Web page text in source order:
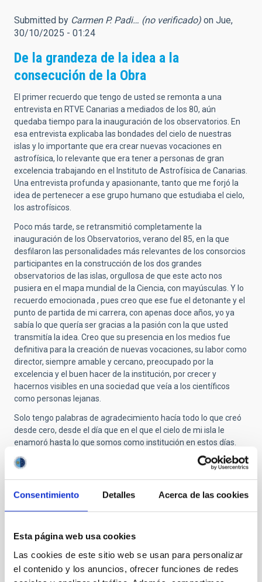
Consentimiento Detalles Acerca de las cookies
Esta página web usa cookies
Las cookies de este sitio web se usan para personalizar
el contenido y los anuncios, ofrecer funciones de redes
Submitted by Carmen P. Padi… (no verificado) on Jue,
30/10/2025 - 01:24
De la grandeza de la idea a la
consecución de la Obra
El primer recuerdo que tengo de usted se remonta a una
entrevista en RTVE Canarias a mediados de los 80, aún
quedaba tiempo para la inauguración de los observatorios. En
esa entrevista explicaba las bondades del cielo de nuestras
islas y lo importante que era crear nuevas vocaciones en
astrofísica, lo relevante que era tener a personas de gran
excelencia trabajando en el Instituto de Astrofísica de Canarias.
Una entrevista profunda y apasionante, tanto que me forjó la
idea de pertenecer a ese grupo humano que estudiaba el cielo,
los astrofísicos.
Poco más tarde, se retransmitió completamente la
inauguración de los Observatorios, verano del 85, en la que
desfilaron las personalidades más relevantes de los consorcios
participantes en la construcción de los dos grandes
observatorios de las islas, orgullosa de que este acto nos
pusiera en el mapa mundial de la Ciencia, con mayúsculas. Y lo
recuerdo emocionada , pues creo que ese fue el detonante y el
punto de partida de mi carrera, con apenas doce años, yo ya
sabía lo que quería ser gracias a la pasión con la que usted
transmitía la idea. Creo que su presencia en los medios fue
definitiva para la creación de nuevas vocaciones, su labor como
director, siempre amable y cercano, preocupado por la
excelencia y el buen hacer de la institución, por crecer y
hacernos visibles en una sociedad que veía a los científicos
como personas lejanas.
Solo tengo palabras de agradecimiento hacía todo lo que creó
desde cero, desde el día que en el que el cielo de mi isla le
enamoró hasta lo que somos como institución en estos días.
Personalmente, siempre tendrá un lugar de privilegio en mis
recuerdos, y de agradecimiento por haber despertado en mi un
sueño de niña que finalmente hice realidad.
Ad Astra profesor!
30/10/2025 - 12:26